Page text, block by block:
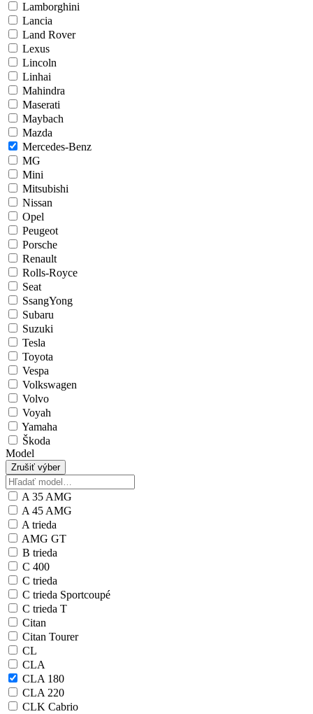
Lamborghini
Lancia
Land Rover
Lexus
Lincoln
Linhai
Mahindra
Maserati
Maybach
Mazda
Mercedes-Benz
MG
Mini
Mitsubishi
Nissan
Opel
Peugeot
Porsche
Renault
Rolls-Royce
Seat
SsangYong
Subaru
Suzuki
Tesla
Toyota
Vespa
Volkswagen
Volvo
Voyah
Yamaha
Škoda
Model
Zrušiť výber
A 35 AMG
A 45 AMG
A trieda
AMG GT
B trieda
C 400
C trieda
C trieda Sportcoupé
C trieda T
Citan
Citan Tourer
CL
CLA
CLA 180
CLA 220
CLK Cabrio